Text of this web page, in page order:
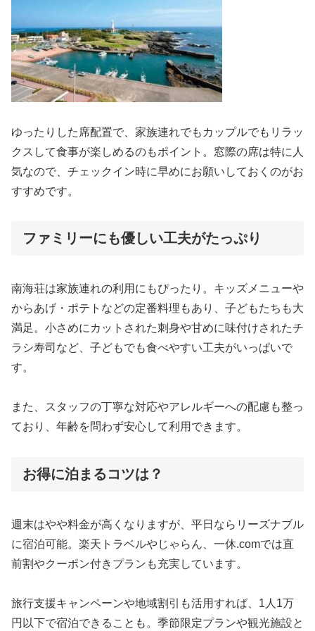
ゆったりした席配置で、家族連れでもカップルでもリラッ
クスして食事が楽しめるのもポイント。窓際の席は特に人
気なので、チェックイン時に早めにお願いしておくのがお
すすめです。
ファミリーにも優しい工夫がたっぷり
南海荘は家族連れの利用にもぴったり。キッズメニューや
からあげ・ポテトなどの定番料理もあり、子どもたちも大
満足。小さめにカットされた刺身や甘めに味付けされたチ
ラシ寿司など、子どもでも食べやすい工夫がいっぱいで
す。
また、スタッフの丁寧な対応やアレルギーへの配慮も整っ
ており、年齢を問わず安心して利用できます。
お得に泊まるコツは？
週末はやや料金が高くなりますが、平日ならリーズナブル
に宿泊可能。楽天トラベルやじゃらん、一休.comでは直
前割やクーポン付きプランも充実しています。
旅行支援キャンペーンや地域割引も活用すれば、1人1万
円以下で宿泊できることも。季節限定プランや観光施設と